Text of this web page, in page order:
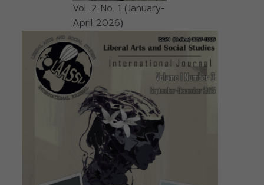
Vol. 2 No. 1 (January-
April 2026)